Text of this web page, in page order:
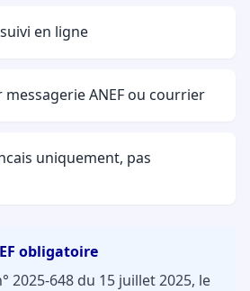
en ligne
ANEF ou courrier
uniquement, pas
obligatoire
2025-648 du 15 juillet 2025, le